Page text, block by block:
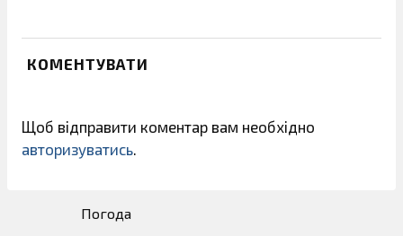
КОМЕНТУВАТИ
Щоб відправити коментар вам необхідно
авторизуватись
Погода